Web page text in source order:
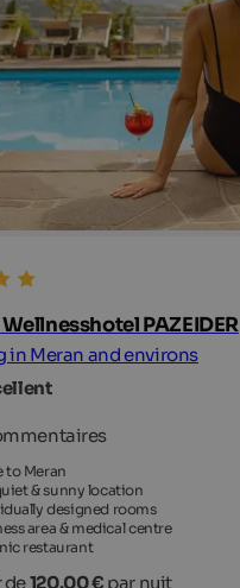
PAZEIDER
in Meran and environs
to Meran
& sunny location
designed rooms
area & medical centre
restaurant
de120.00 € par nuit